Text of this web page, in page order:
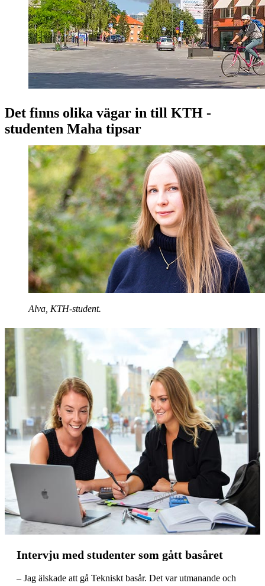
Det finns olika vägar in till KTH -
studenten Maha tipsar
Alva, KTH-student.
Intervju med studenter som gått basåret
– Jag älskade att gå Tekniskt basår. Det var utmanande och